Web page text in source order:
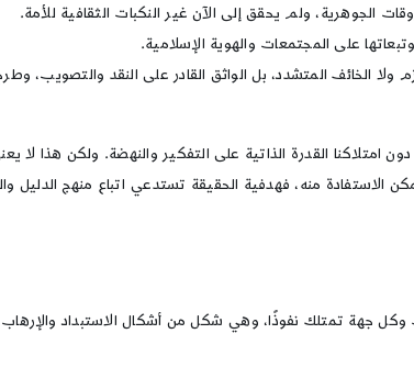
الجوهرية، ولم يحقق إلى الآن غير النكبات الثقافية للأمة.
على المجتمعات والهوية الإسلامية.
الخائف المتشدد، بل الواثق القادر على النقد والتصويب، وطرح
القدرة الذاتية على التفكير والنهضة. ولكن هذا لا
الاستفادة منه، فهدفية الحقيقة تستدعي اتباع منهج الدليل
وكل جهة تمتلك نفوذًا، وهي شكل من أشكال الاستبداد